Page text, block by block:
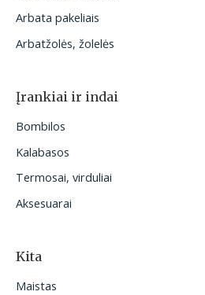
Arbata pakeliais
Arbatžolės, žolelės
Įrankiai ir indai
Bombilos
Kalabasos
Termosai, virduliai
Aksesuarai
Kita
Maistas